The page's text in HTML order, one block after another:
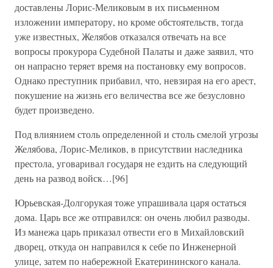
доставлены Лорис-Меликовым в их письменном
изложении императору, но кроме обстоятельств, тогда
уже известных, Желябов отказался отвечать на все
вопросы прокурора Судебной Палаты и даже заявил, что
он напрасно теряет время на постановку ему вопросов.
Однако преступник прибавил, что, невзирая на его арест,
покушение на жизнь его величества все же безусловно
будет произведено.
Под влиянием столь определенной и столь смелой угрозы
Желябова, Лорис-Меликов, в присутствии наследника
престола, уговаривал государя не ездить на следующий
день на развод войск…[96]
Юрьевская-Долгорукая тоже упрашивала царя остаться
дома. Царь все же отправился: он очень любил разводы.
Из манежа царь приказал отвести его в Михайловский
дворец, откуда он направился к себе по Инженерной
улице, затем по набережной Екатерининского канала.